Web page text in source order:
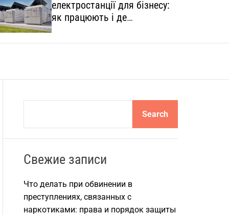
o
m
електростанції для бізнесу:
як працюють і де
застосовуються
a
c
Search
Свежие записи
Что делать при обвинении в
преступлениях, связанных с
наркотиками: права и порядок защиты